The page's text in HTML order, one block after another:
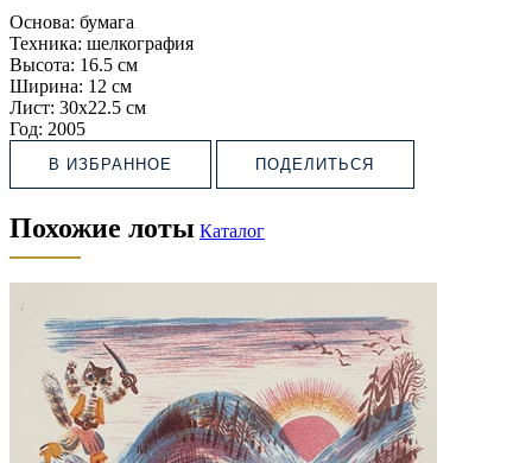
Основа: бумага
Техника: шелкография
Высота: 16.5 см
Ширина: 12 см
Лист: 30х22.5 см
Год: 2005
В ИЗБРАННОЕ ПОДЕЛИТЬСЯ
Похожие лоты Каталог